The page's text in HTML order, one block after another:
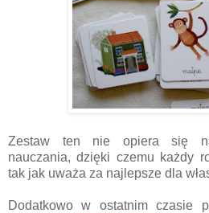
Zestaw ten nie opiera się
nauczania, dzięki czemu każdy
tak jak uważa za najlepsze dla
Dodatkowo w ostatnim czasie